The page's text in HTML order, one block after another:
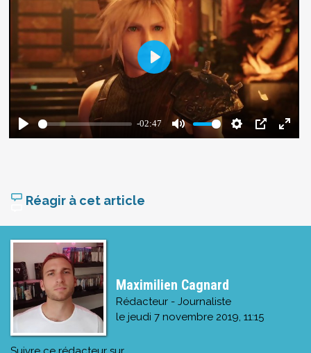
Réagir à cet article
Maximilien Cagnard
Rédacteur - Journaliste
le jeudi 7 novembre 2019, 11:15